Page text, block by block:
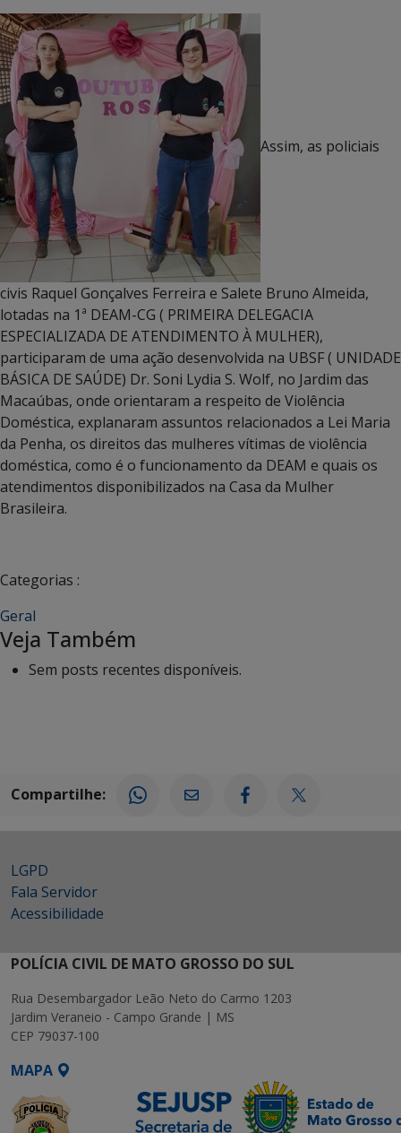
Assim, as policiais
civis Raquel Gonçalves Ferreira e Salete Bruno Almeida,
lotadas na 1ª DEAM-CG ( PRIMEIRA DELEGACIA
ESPECIALIZADA DE ATENDIMENTO À MULHER),
participaram de uma ação desenvolvida na UBSF ( UNIDADE
BÁSICA DE SAÚDE) Dr. Soni Lydia S. Wolf, no Jardim das
Macaúbas, onde orientaram a respeito de Violência
Doméstica, explanaram assuntos relacionados a Lei Maria
da Penha, os direitos das mulheres vítimas de violência
doméstica, como é o funcionamento da DEAM e quais os
atendimentos disponibilizados na Casa da Mulher
Brasileira.
Categorias :
Geral
Veja Também
Sem posts recentes disponíveis.
Compartilhe:
LGPD
Fala Servidor
Acessibilidade
POLÍCIA CIVIL DE MATO GROSSO DO SUL
Rua Desembargador Leão Neto do Carmo 1203
Jardim Veraneio - Campo Grande | MS
CEP 79037-100
MAPA